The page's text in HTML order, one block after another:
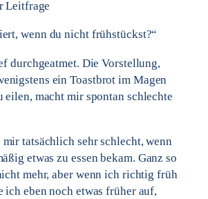
Leitfrage
wenn du nicht frühstückst?“
durchgeatmet. Die Vorstellung,
ein Toastbrot im Magen
eilen, macht mir spontan schlechte
tatsächlich sehr schlecht, wenn
etwas zu essen bekam. Ganz so
mehr, aber wenn ich richtig früh
ich eben noch etwas früher auf,